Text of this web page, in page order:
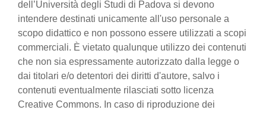
dell’Università degli Studi di Padova si devono
intendere destinati unicamente all'uso personale a
scopo didattico e non possono essere utilizzati a scopi
commerciali. È vietato qualunque utilizzo dei contenuti
che non sia espressamente autorizzato dalla legge o
dai titolari e/o detentori dei diritti d'autore, salvo i
contenuti eventualmente rilasciati sotto licenza
Creative Commons. In caso di riproduzione dei